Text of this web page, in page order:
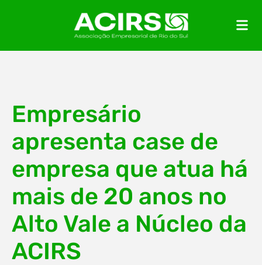
Empresário
apresenta case de
empresa que atua há
mais de 20 anos no
Alto Vale a Núcleo da
ACIRS